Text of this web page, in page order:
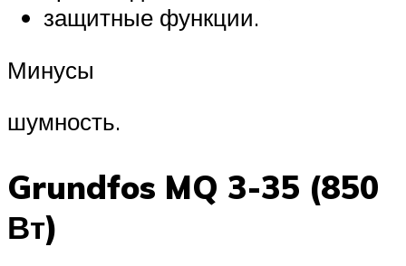
защитные функции.
Минусы
шумность.
Grundfos MQ 3-35 (850
Вт)